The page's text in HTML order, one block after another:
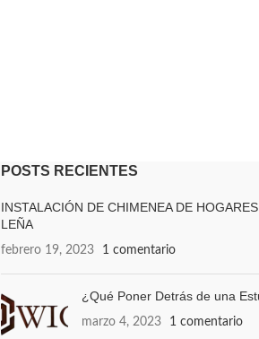
POSTS RECIENTES
INSTALACIÓN DE CHIMENEA DE
LEÑA
febrero 19, 2023 1 comentario
¿Qué Poner Detrás de una
marzo 4, 2023 1 comentario